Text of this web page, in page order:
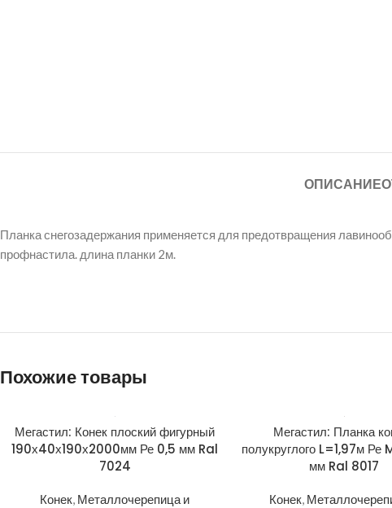
ОПИСАНИЕ
Планка снегозадержания применяется для предотвращения
профнастила. длина планки 2м.
Похожие товары
Мегастил: Конек плоский фигурный
190х40х190х2000мм Ре 0,5 мм Ral
7024
Конек, Металлочерепица и
Мегастил: Планка
полукруглого L=1,97м
мм Ral 8017
Конек,